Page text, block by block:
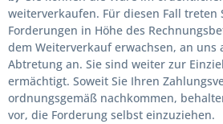
weiterverkaufen. Für diesen Fall treten
Forderungen in Höhe des
dem Weiterverkauf erwachsen, an uns
Abtretung an. Sie sind weiter zur
ermächtigt. Soweit Sie Ihren
ordnungsgemäß nachkommen,
vor, die Forderung selbst einzuziehen.